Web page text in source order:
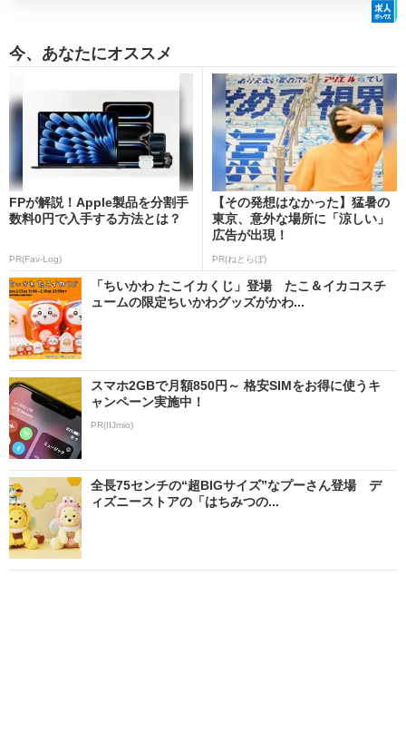
今、あなたにオススメ
FPが解説！Apple製品を分割手
数料0円で入手する方法とは？
PR(Fav-Log)
【その発想はなかった】猛暑の
東京、意外な場所に「涼しい」
広告が出現！
PR(ねとらぼ)
「ちいかわ たこイカくじ」登場 たこ＆イカコスチ
ュームの限定ちいかわグッズがかわ...
スマホ2GBで月額850円～ 格安SIMをお得に使うキ
ャンペーン実施中！
PR(IIJmio)
全長75センチの“超BIGサイズ”なプーさん登場 デ
ィズニーストアの「はちみつの...